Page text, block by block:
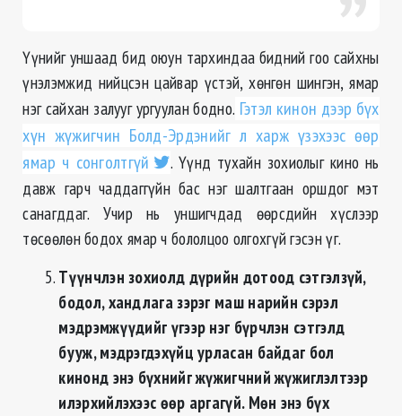
Үүнийг уншаад бид оюун тархиндаа бидний гоо сайхны
үнэлэмжид нийцсэн цайвар үстэй, хөнгөн шингэн, ямар
нэг сайхан залууг ургуулан бодно. Гэтэл кинон дээр бүх
хүн жүжигчин Болд-Эрдэнийг л харж үзэхээс өөр
ямар ч сонголтгүй
. Үүнд тухайн зохиолыг кино нь
давж гарч чаддаггүйн бас нэг шалтгаан оршдог мэт
санагддаг. Учир нь уншигчдад өөрсдийн хүслээр
төсөөлөн бодох ямар ч бололцоо олгохгүй гэсэн үг.
Түүнчлэн зохиолд дүрийн дотоод сэтгэлзүй,
бодол, хандлага зэрэг маш нарийн сэрэл
мэдрэмжүүдийг үгээр нэг бүрчлэн сэтгэлд
бууж, мэдрэгдэхүйц урласан байдаг бол
кинонд энэ бүхнийг жүжигчний жүжиглэлтээр
илэрхийлэхээс өөр аргагүй. Мөн энэ бүх